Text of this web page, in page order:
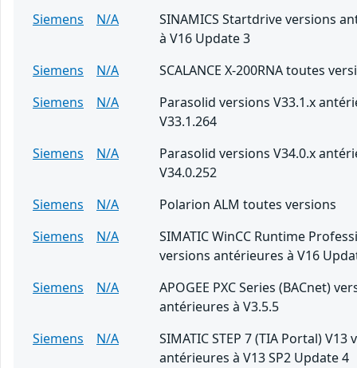
Siemens
N/A
SINAMICS Startdrive versions
à V16 Update 3
Siemens
N/A
SCALANCE X-200RNA toutes
Siemens
N/A
Parasolid versions V33.1.x
V33.1.264
Siemens
N/A
Parasolid versions V34.0.x
V34.0.252
Siemens
N/A
Polarion ALM toutes versions
Siemens
N/A
SIMATIC WinCC Runtime
versions antérieures à V16
Siemens
N/A
APOGEE PXC Series (BACnet)
antérieures à V3.5.5
Siemens
N/A
SIMATIC STEP 7 (TIA Portal) V13
antérieures à V13 SP2 Update 4